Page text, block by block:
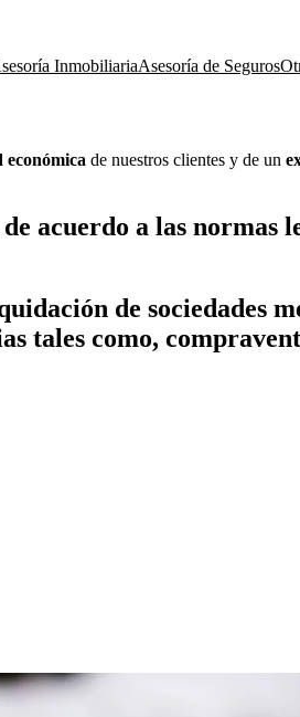
InmobiliariaAsesoría de Seguros
económica de nuestros clientes y de un
acuerdo a las normas
de sociedades
tales como,